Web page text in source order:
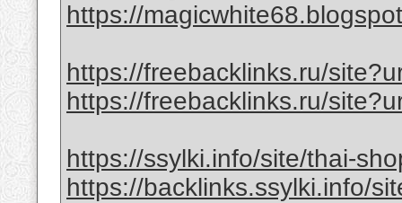
https://
https://freebacklinks.ru/
https://freebacklinks.ru/
https://ssylki.info/site/thai-
https://backlinks.ssylki.info/